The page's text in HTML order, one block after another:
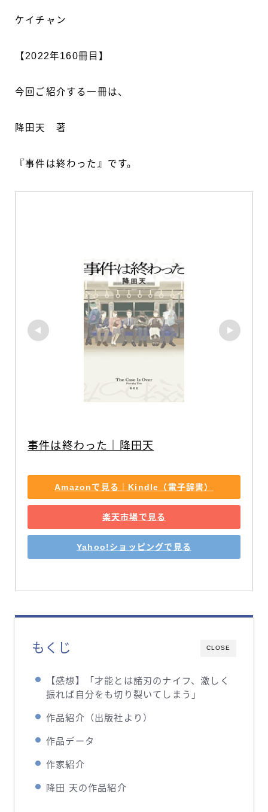
ケイチャン
【2022年160冊目】
今回ご紹介する一冊は、
降田天 著
『事件は終わった』です。
事件は終わった｜降田天
Amazonで見る｜Kindle（電子辞書）
楽天市場で見る
Yahoo!ショッピングで見る
CLOSE
もくじ
【感想】「才能とは諸刃のナイフ、激しく
振れば自分をも切り裂いてしまう」
作品紹介（出版社より）
作品データ
作家紹介
降田 天の作品紹介